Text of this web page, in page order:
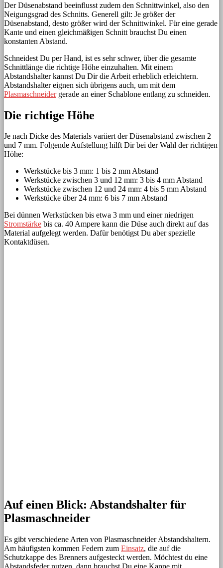
Der Düsenabstand beeinflusst zudem den Schnittwinkel, also den
Neigungsgrad des Schnitts. Generell gilt: Je größer der
Düsenabstand, desto größer wird der Schnittwinkel. Für eine gerade
Kante und einen gleichmäßigen Schnitt brauchst Du einen
konstanten Abstand.
Schneidest Du per Hand, ist es sehr schwer, über die gesamte
Schnittlänge die richtige Höhe einzuhalten. Mit einem
Abstandshalter kannst Du Dir die Arbeit erheblich erleichtern.
Abstandshalter eignen sich übrigens auch, um mit dem
Plasmaschneidergerade an einer Schablone entlang zu schneiden.
Die richtige Höhe
Je nach Dicke des Materials variiert der Düsenabstand zwischen 2
und 7 mm. Folgende Aufstellung hilft Dir bei der Wahl der richtigen
Höhe:
Werkstücke bis 3 mm: 1 bis 2 mm Abstand
Werkstücke zwischen 3 und 12 mm: 3 bis 4 mm Abstand
Werkstücke zwischen 12 und 24 mm: 4 bis 5 mm Abstand
Werkstücke über 24 mm: 6 bis 7 mm Abstand
Bei dünnen Werkstücken bis etwa 3 mm und einer niedrigen
Stromstärke bis ca. 40 Ampere kann die Düse auch direkt auf das
Material aufgelegt werden. Dafür benötigst Du aber spezielle
Kontaktdüsen.
Auf einen Blick: Abstandshalter für
Plasmaschneider
Es gibt verschiedene Arten von Plasmaschneider Abstandshaltern.
Am häufigsten kommen Federn zum Einsatz, die auf die
Schutzkappe des Brenners aufgesteckt werden. Möchtest du eine